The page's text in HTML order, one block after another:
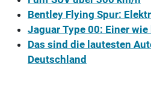
Bentley Flying Spur:
Jaguar Type 00: Einer wie
Das sind die lautesten
Deutschland